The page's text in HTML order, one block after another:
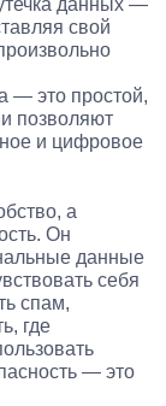
свой
— это простой,
позволяют
и цифровое
а
Он
данные
себя
спам,
где
— это